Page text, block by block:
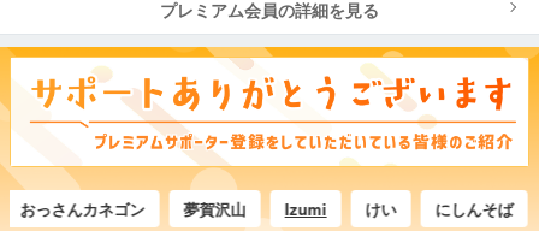
プレミアム会員の詳細を見る
ネゴン 夢賀沢山 Izumi けい にしんそば アータル